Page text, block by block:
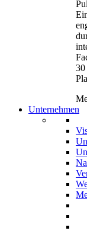
30
Unternehmen